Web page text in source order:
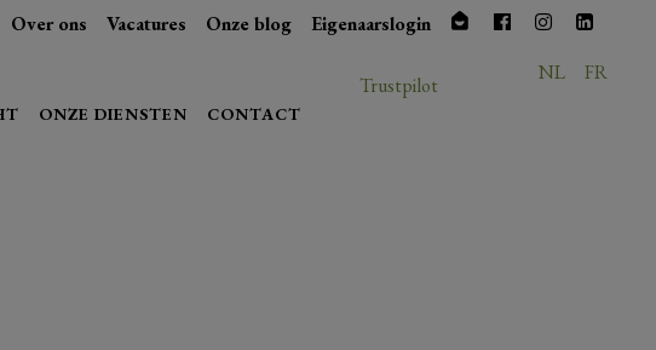
Over ons Vacatures Onze blog Eigenaarslogin
ONZE DIENSTEN CONTACT
NL FR
Trustpilot